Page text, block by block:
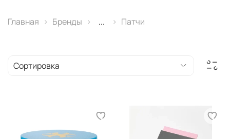
Главная Бренды ... Патчи